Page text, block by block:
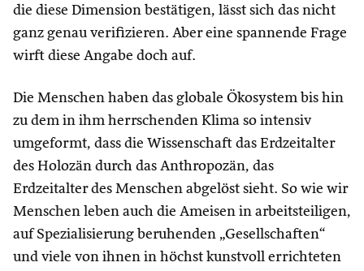
die diese Dimension bestätigen, lässt sich das nicht
ganz genau verifizieren. Aber eine spannende Frage
wirft diese Angabe doch auf.
Die Menschen haben das globale Ökosystem bis hin
zu dem in ihm herrschenden Klima so intensiv
umgeformt, dass die Wissenschaft das Erdzeitalter
des Holozän durch das Anthropozän, das
Erdzeitalter des Menschen abgelöst sieht. So wie wir
Menschen leben auch die Ameisen in arbeitsteiligen,
auf Spezialisierung beruhenden „Gesellschaften“
und viele von ihnen in höchst kunstvoll errichteten